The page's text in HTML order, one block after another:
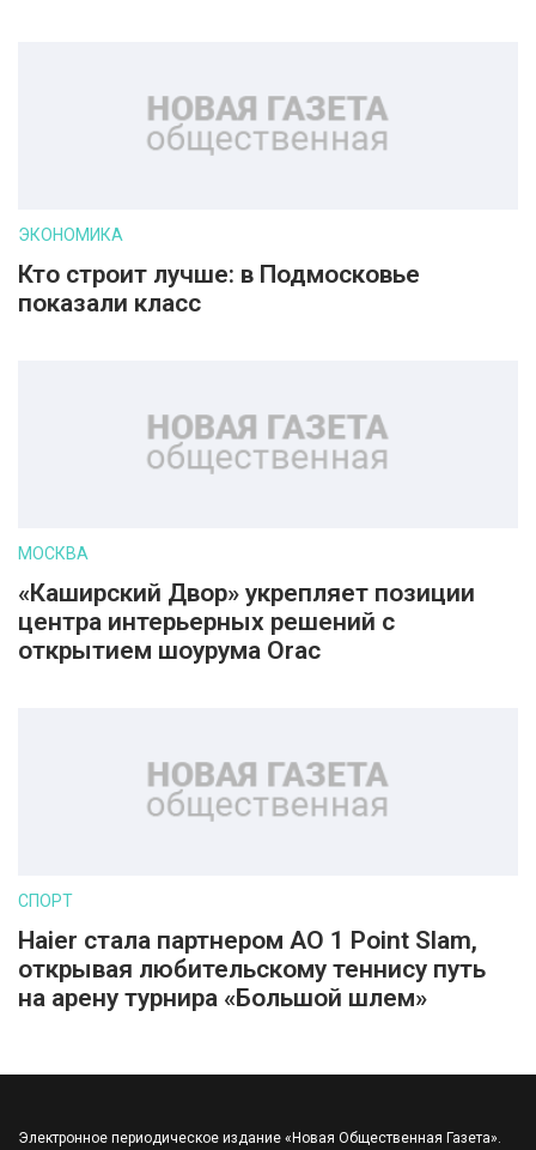
ЭКОНОМИКА
Кто строит лучше: в Подмосковье
показали класс
МОСКВА
«Каширский Двор» укрепляет позиции
центра интерьерных решений с
открытием шоурума Orac
СПОРТ
Haier стала партнером AO 1 Point Slam,
открывая любительскому теннису путь
на арену турнира «Большой шлем»
Электронное периодическое издание «Новая Общественная Газета».